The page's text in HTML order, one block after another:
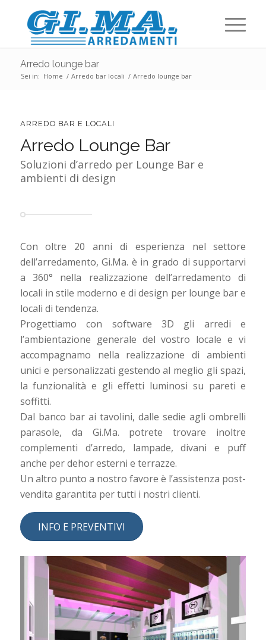
Arredo lounge bar
Sei in: Home / Arredo bar locali / Arredo lounge bar
ARREDO BAR E LOCALI
Arredo Lounge Bar
Soluzioni d’arredo per Lounge Bar e
ambienti di design
Con oltre 20 anni di esperienza nel settore
dell’arredamento, Gi.Ma. è in grado di supportarvi
a 360° nella realizzazione dell’arredamento di
locali in stile moderno e di design per lounge bar e
locali di tendenza.
Progettiamo con software 3D gli arredi e
l’ambientazione generale del vostro locale e vi
accompagnamo nella realizzazione di ambienti
unici e personalizzati gestendo al meglio gli spazi,
la funzionalità e gli effetti luminosi su pareti e
soffitti.
Dal banco bar ai tavolini, dalle sedie agli ombrelli
parasole, da Gi.Ma. potrete trovare inoltre
complementi d’arredo, lampade, divani e puff
anche per dehor esterni e terrazze.
Un altro punto a nostro favore è l’assistenza post-
vendita garantita per tutti i nostri clienti.
INFO E PREVENTIVI